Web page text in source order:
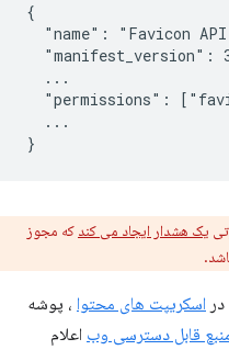
{
"name": "Favicon API
"manifest_version":
  ...
"permissions":
  ...
یک هشدار ایجاد می کند که مجوز
اسکریپت های محتوا ، پوشه
قابل دسترسی وب اعلام